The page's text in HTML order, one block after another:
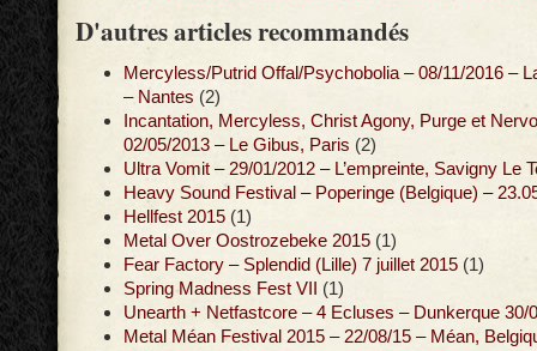
D'autres articles recommandés
Mercyless/Putrid Offal/Psychobolia – 08/11/2016 –
– Nantes (2)
Incantation, Mercyless, Christ Agony, Purge et
02/05/2013 – Le Gibus, Paris (2)
Ultra Vomit – 29/01/2012 – L’empreinte, Savigny Le
Heavy Sound Festival – Poperinge (Belgique) –
Hellfest 2015 (1)
Metal Over Oostrozebeke 2015 (1)
Fear Factory – Splendid (Lille) 7 juillet 2015 (1)
Spring Madness Fest VII (1)
Unearth + Netfastcore – 4 Ecluses – Dunkerque 30/
Metal Méan Festival 2015 – 22/08/15 – Méan,